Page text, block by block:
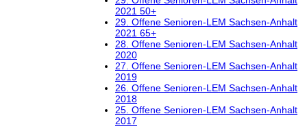
2021 50+
29. Offene Senioren-LEM Sachsen-Anhalt
2021 65+
28. Offene Senioren-LEM Sachsen-Anhalt
2020
27. Offene Senioren-LEM Sachsen-Anhalt
2019
26. Offene Senioren-LEM Sachsen-Anhalt
2018
25. Offene Senioren-LEM Sachsen-Anhalt
2017